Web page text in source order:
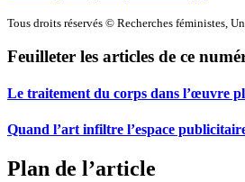
Tous droits réservés © Recherches féministes,
Feuilleter les articles de ce
Le traitement du corps dans l’œuvre
Quand l’art infiltre l’espace
Plan de l’article